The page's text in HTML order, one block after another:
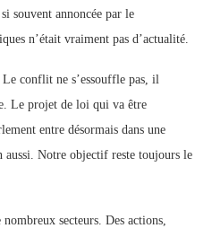
souvent annoncée par le
n’était vraiment pas d’actualité.
conflit ne s’essouffle pas, il
Le projet de loi qui va être
entre désormais dans une
aussi. Notre objectif reste toujours le
secteurs. Des actions,